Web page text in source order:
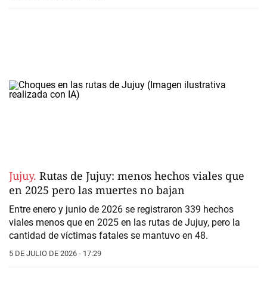
Jujuy. Rutas de Jujuy: menos hechos viales que
en 2025 pero las muertes no bajan
Entre enero y junio de 2026 se registraron 339 hechos
viales menos que en 2025 en las rutas de Jujuy, pero la
cantidad de víctimas fatales se mantuvo en 48.
5 DE JULIO DE 2026 - 17:29